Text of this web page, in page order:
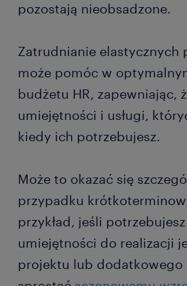
pozostają nieobsadzone.
Zatrudnianie elastycznych
może pomóc w
budżetu HR, zapewniając,
umiejętności i usługi,
kiedy ich potrzebujesz.
Może to okazać się
przypadku
przykład, jeśli
umiejętności do realizacji
projektu lub dodatkowego